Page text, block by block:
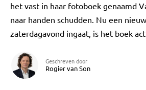
het vast in haar fotoboek genaamd
naar handen schudden. Nu een
zaterdagavond ingaat, is het boek
Geschreven door
Rogier van Son